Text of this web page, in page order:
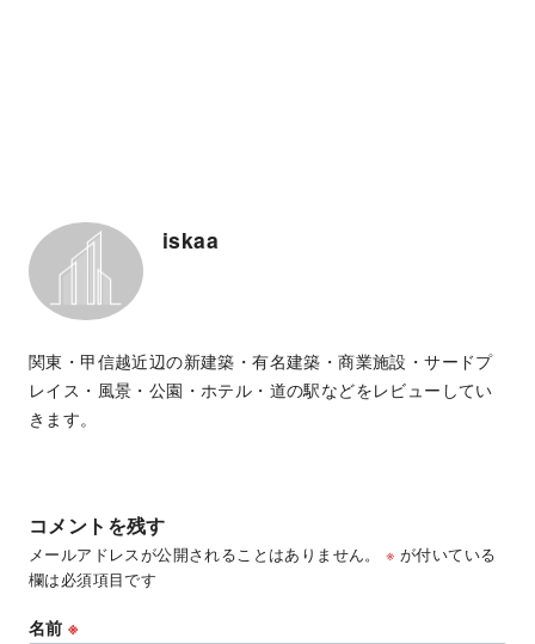
iskaa
関東・甲信越近辺の新建築・有名建築・商業施設・サードプ
レイス・風景・公園・ホテル・道の駅などをレビューしてい
きます。
コメントを残す
メールアドレスが公開されることはありません。 ※ が付いている
欄は必須項目です
名前※